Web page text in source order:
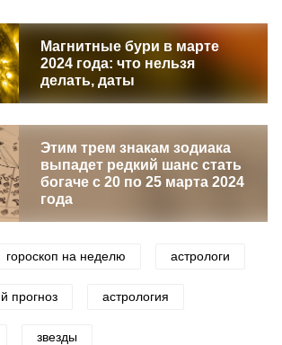
Магнитные бури в марте
2024 года: что нельзя
делать, даты
Этим трем знакам зодиака
выпадет редкий шанс стать
богаче с 20 по 25 марта 2024
года
гороскоп на неделю астрологи
прогноз астрология
звезды